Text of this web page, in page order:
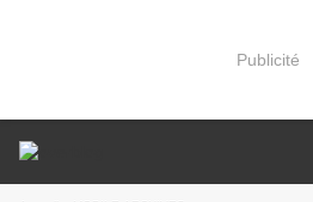
Publicité